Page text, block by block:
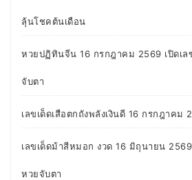
ลุ้นโชคต้นเดือน
หวยปฏิทินจีน 16 กรกฎาคม 2569 เปิดเล
จับตา
เลขเด็ดเสือตกถังพลังเงินดี 16 กรกฎาคม
เลขเด็ดม้าสีหมอก งวด 16 มิถุนายน
หวยจับตา